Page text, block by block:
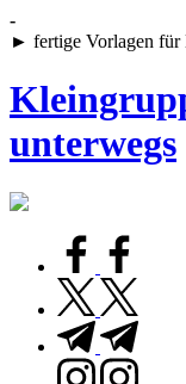
Skip
to
-
► fertige Vorlagen für
unterwegs
Gemeinsam
wachsen,
leben
facebook.com
twitter.com
t.me
instagram.com